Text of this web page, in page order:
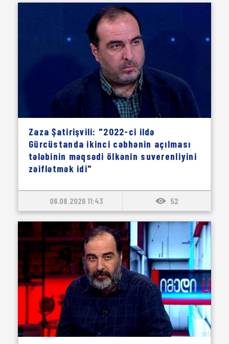
Zaza Şatirişvili: "2022-ci ildə
Gürcüstanda ikinci cəbhənin açılması
tələbinin məqsədi ölkənin suverenliyini
zəiflətmək idi"
06.08.2026 11:43 52